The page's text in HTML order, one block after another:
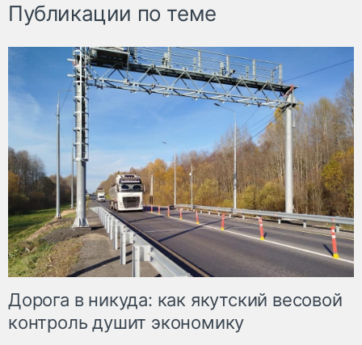
Публикации по теме
Дорога в никуда: как якутский весовой
контроль душит экономику